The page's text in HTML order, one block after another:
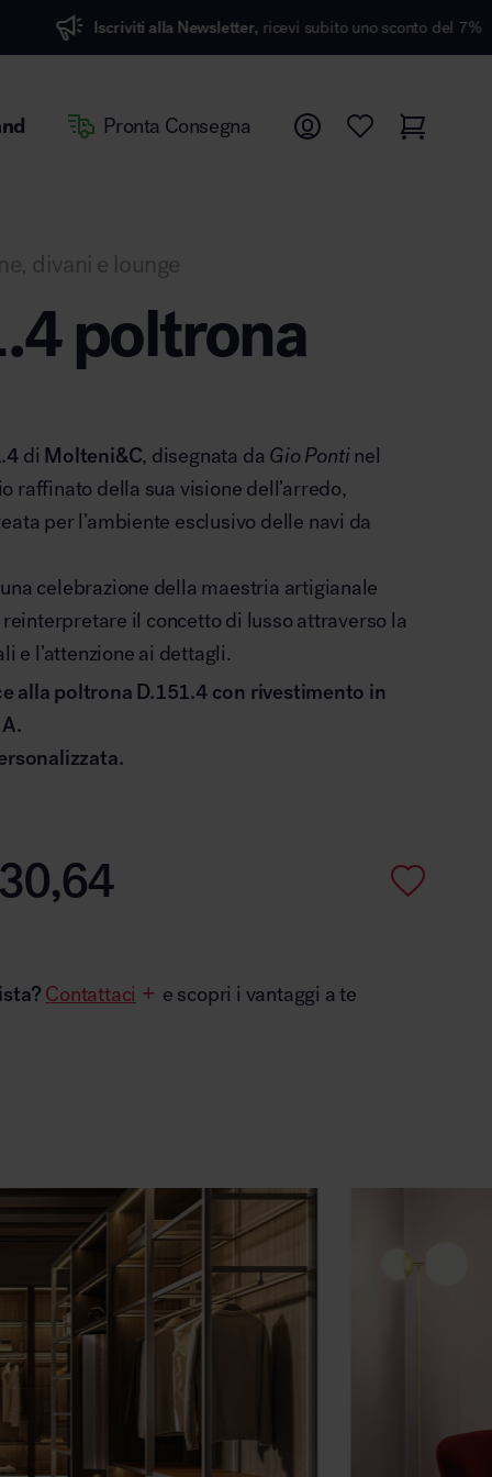
alla Newsletter, ricevi subito uno sconto del 7%
Pronta Consegna
divani e lounge
poltrona
di Molteni&C, disegnata da Gio Pontinel
raffinato della sua visione dell’arredo,
per l’ambiente esclusivo delle navi da
celebrazione della maestria artigianale
il concetto di lusso attraverso la
e l’attenzione ai dettagli.
alla poltrona D.151.4 con rivestimento in
Contattaci e scopri i vantaggi a te